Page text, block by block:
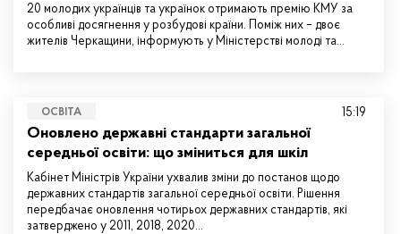
20 молодих українців та українок отримають премію КМУ за
особливі досягнення у розбудові країни. Поміж них – двоє
жителів Черкащини, інформують у Міністерстві молоді та…
ОСВІТА
Оновлено державні стандарти загальної
середньої освіти: що зміниться для шкіл
Кабінет Міністрів України ухвалив зміни до постанов щодо
державних стандартів загальної середньої освіти. Рішення
передбачає оновлення чотирьох державних стандартів, які
затверджено у 2011, 2018, 2020…
15:19